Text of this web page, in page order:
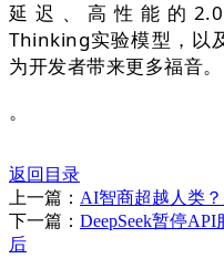
延迟、高性能的2.0
Thinking实验模型，以
为开发者带来更多福音。
。
返回目录
上一篇： AI智商超越人类
下一篇： DeepSeek暂停
后